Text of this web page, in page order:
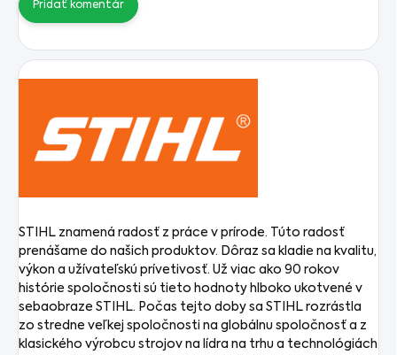
Pridať komentár
STIHL znamená radosť z práce v prírode. Túto radosť
prenášame do našich produktov. Dôraz sa kladie na kvalitu,
výkon a užívateľskú prívetivosť. Už viac ako 90 rokov
histórie spoločnosti sú tieto hodnoty hlboko ukotvené v
sebaobraze STIHL. Počas tejto doby sa STIHL rozrástla
zo stredne veľkej spoločnosti na globálnu spoločnosť a z
klasického výrobcu strojov na lídra na trhu a technológiách